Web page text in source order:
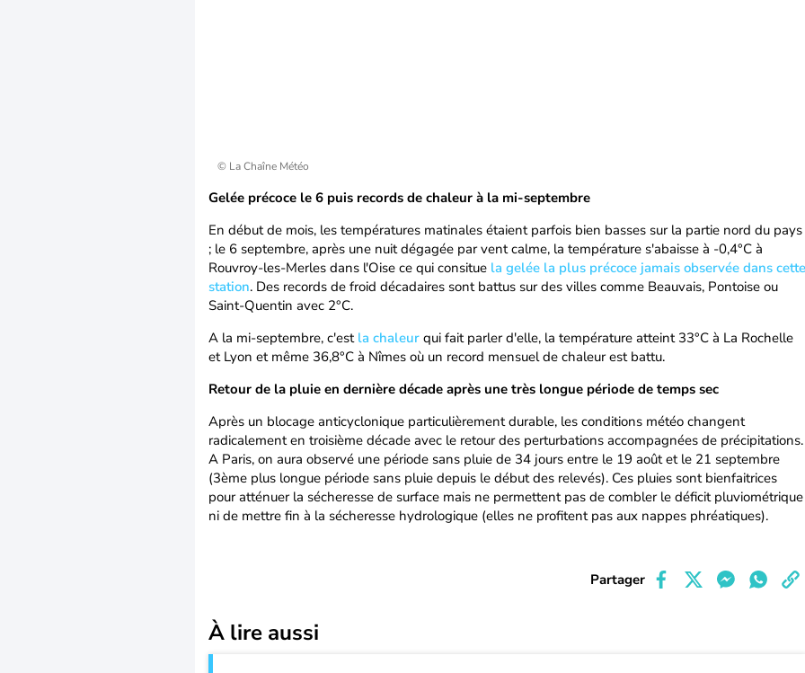
© La Chaîne Météo
Gelée précoce le 6 puis records de chaleur à la mi-septembre
En début de mois, les températures matinales étaient parfois bien basses sur la partie nord du pays
; le 6 septembre, après une nuit dégagée par vent calme, la température s'abaisse à -0,4°C à
Rouvroy-les-Merles dans l'Oise ce qui consitue la gelée la plus précoce jamais observée dans cette
station. Des records de froid décadaires sont battus sur des villes comme Beauvais, Pontoise ou
Saint-Quentin avec 2°C.
A la mi-septembre, c'est la chaleur qui fait parler d'elle, la température atteint 33°C à La Rochelle
et Lyon et même 36,8°C à Nîmes où un record mensuel de chaleur est battu.
Retour de la pluie en dernière décade après une très longue période de temps sec
Après un blocage anticyclonique particulièrement durable, les conditions météo changent
radicalement en troisième décade avec le retour des perturbations accompagnées de précipitations.
A Paris, on aura observé une période sans pluie de 34 jours entre le 19 août et le 21 septembre
(3ème plus longue période sans pluie depuis le début des relevés). Ces pluies sont bienfaitrices
pour atténuer la sécheresse de surface mais ne permettent pas de combler le déficit pluviométrique
ni de mettre fin à la sécheresse hydrologique (elles ne profitent pas aux nappes phréatiques).
Partager
À lire aussi